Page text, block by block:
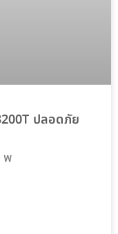
ปลอดภัย
พ